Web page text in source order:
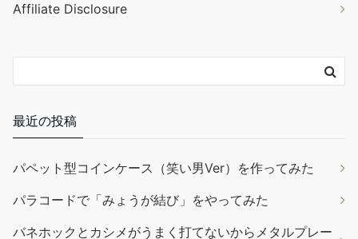
す。 内容量：120g 色：無色 成分：天然糊・天然ワックス・合成
(2026年8月9日 20:51 GMT
+09:00 時点 -詳細はこちら)
Amazon.co.jpで買う
Affiliate Disclosure
最近の投稿
パペット型コインケース（笑い男Ver）を作ってみた
パラコードで「みょうが結び」をやってみた
バネホックとカシメがうまく打てないからメタルプレー